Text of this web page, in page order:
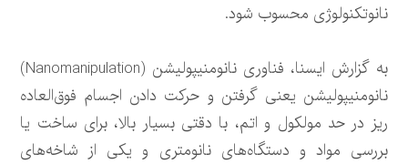
نانوتکنولوژی محسوب شود.
به گزارش ایسنا، فناوری نانومنیپولیشن (Nanomanipulation)
نانومنیپولیشن یعنی گرفتن و حرکت دادن اجسام فوق‌العاده
ریز در حد مولکول و اتم، با دقتی بسیار بالا، برای ساخت یا
بررسی مواد و دستگاه‌های نانومتری و یکی از شاخه‌های